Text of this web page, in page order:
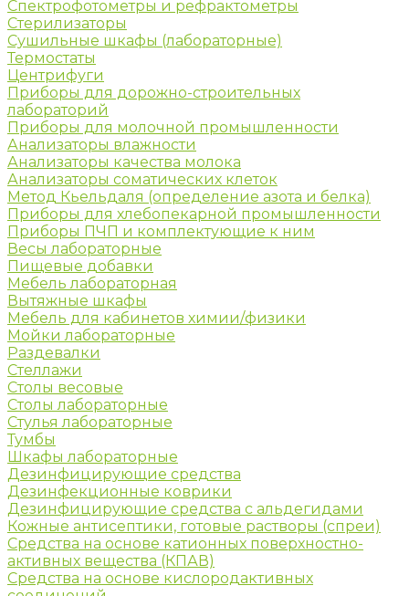
Спектрофотометры и рефрактометры
Стерилизаторы
Сушильные шкафы (лабораторные)
Термостаты
Центрифуги
Приборы для дорожно-строительных
лабораторий
Приборы для молочной промышленности
Анализаторы влажности
Анализаторы качества молока
Анализаторы соматических клеток
Метод Кьельдаля (определение азота и белка)
Приборы для хлебопекарной промышленности
Приборы ПЧП и комплектующие к ним
Весы лабораторные
Пищевые добавки
Мебель лабораторная
Вытяжные шкафы
Мебель для кабинетов химии/физики
Мойки лабораторные
Раздевалки
Стеллажи
Столы весовые
Столы лабораторные
Стулья лабораторные
Тумбы
Шкафы лабораторные
Дезинфицирующие средства
Дезинфекционные коврики
Дезинфицирующие средства с альдегидами
Кожные антисептики, готовые растворы (спреи)
Средства на основе катионных поверхностно-
активных вещества (КПАВ)
Средства на основе кислородактивных